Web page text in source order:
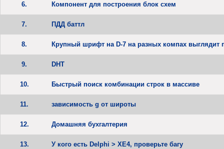
6. Компонент для построения блок схем
7. ПДД баттл
8. Крупный шрифт на D-7 на разных компах выглядит
9. DHT
10. Быстрый поиск комбинации строк в массиве
11. зависимость g от широты
12. Домашняя бухгалтерия
13. У кого есть Delphi > XE4, проверьте багу